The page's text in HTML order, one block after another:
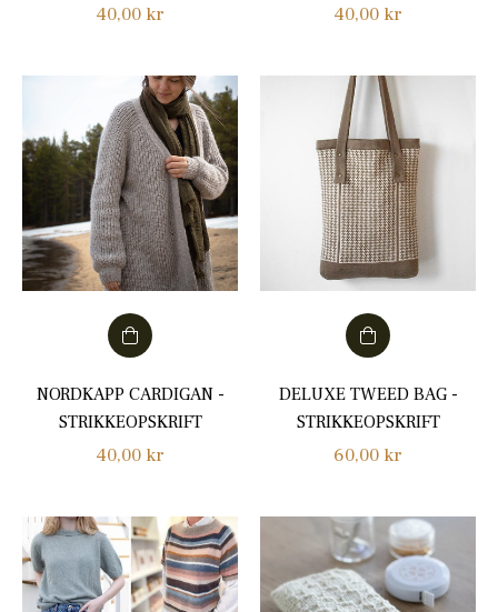
Normalpris
40,00 kr Normalpris
40,00 kr
NORDKAPP CARDIGAN -
STRIKKEOPSKRIFT
Normalpris
40,00 kr
DELUXE TWEED BAG -
STRIKKEOPSKRIFT
Normalpris
60,00 kr